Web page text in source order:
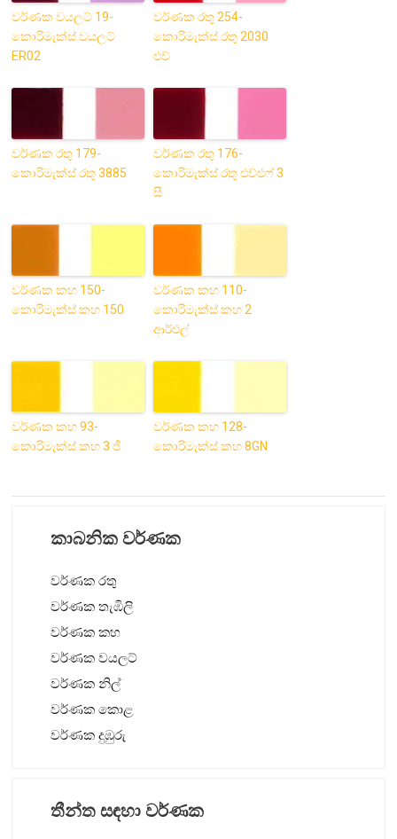
වර්ණක වයලට් 19-
කොරිමැක්ස් වයලට්
ER02
වර්ණක රතු 254-
කොරිමැක්ස් රතු 2030
එච්
වර්ණක රතු 179-
කොරිමැක්ස් රතු 3885
වර්ණක රතු 176-
කොරිමැක්ස් රතු එච්එෆ් 3
සී
වර්ණක කහ 150-
කොරිමැක්ස් කහ 150
වර්ණක කහ 110-
කොරිමැක්ස් කහ 2
ආර්එල්
වර්ණක කහ 93-
කොරිමැක්ස් කහ 3 ජී
වර්ණක කහ 128-
කොරිමැක්ස් කහ 8GN
කාබනික වර්ණක
වර්ණක රතු
වර්ණක තැඹිලි
වර්ණක කහ
වර්ණක වයලට්
වර්ණක නිල්
වර්ණක කොළ
වර්ණක දුඹුරු
තීන්ත සඳහා වර්ණක